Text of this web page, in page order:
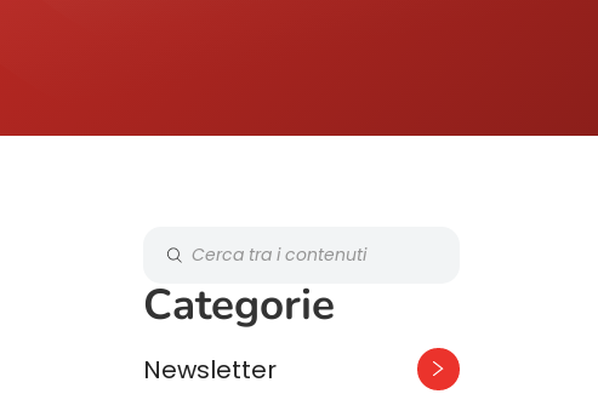
Categorie
Newsletter